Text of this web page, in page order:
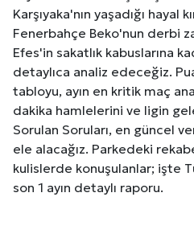
Karşıyaka'nın yaşadığı hayal
Fenerbahçe Beko'nun derbi
Efes'in sakatlık kabuslarına
detaylıca analiz edeceğiz.
tabloyu, ayın en kritik maç
dakika hamlelerini ve ligin
Sorulan Soruları, en güncel
ele alacağız. Parkedeki
kulislerde konuşulanlar; işte
son 1 ayın detaylı raporu.